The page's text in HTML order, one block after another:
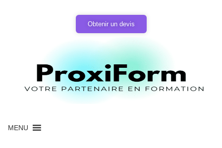
Obtenir un devis
MENU